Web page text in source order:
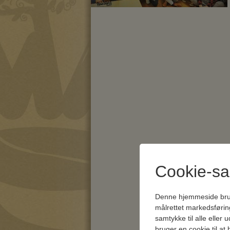
Cookie-
Denne hjemmeside
målrettet
samtykke til alle eller